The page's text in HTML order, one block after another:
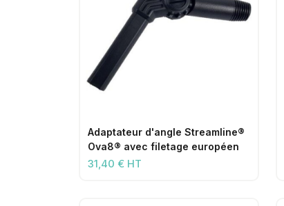
Adaptateur d'angle Streamline®
Ova8® avec filetage européen
31,40 € HT